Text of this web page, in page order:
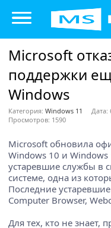
Microsoft
поддержки
Windows
Категория: Windows 11
Дата:
Просмотров: 1590
Microsoft обновила
Windows 10 и
устаревшие службы в
системе, одна из
Последние
Computer Browser,
Для тех, кто не